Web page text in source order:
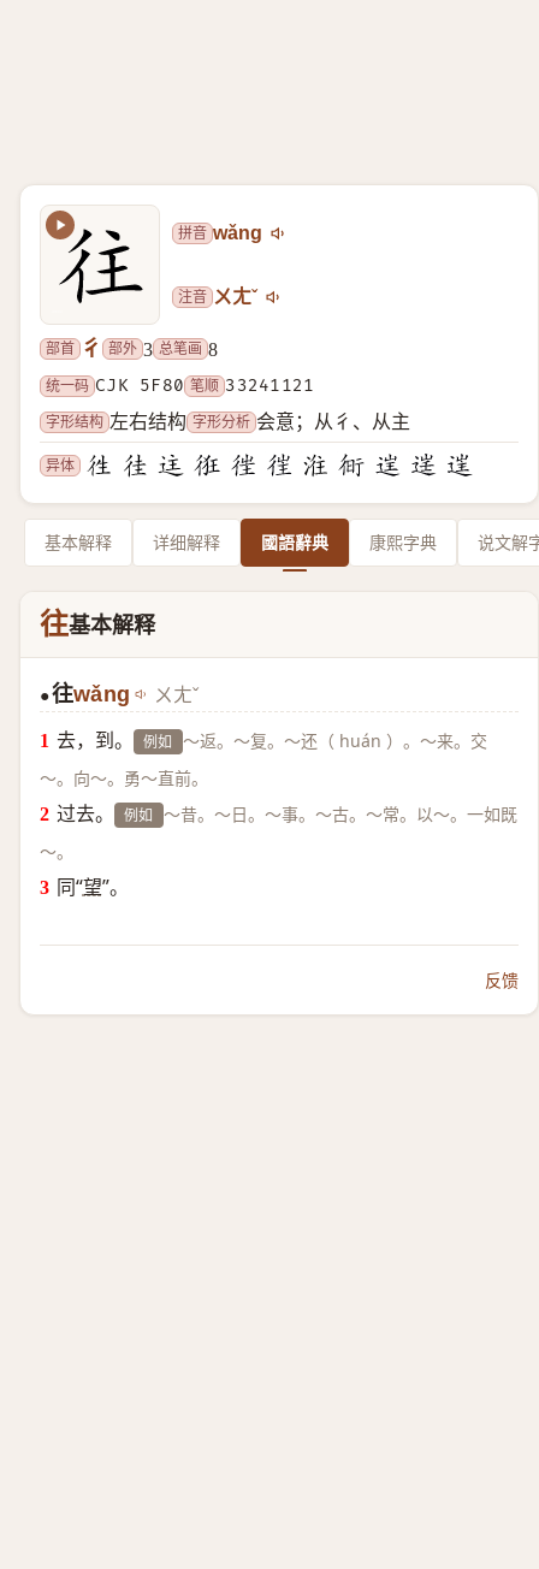
拼音 wǎng
注音 ㄨㄤˇ
部首 彳 部外 3 总笔画 8
统一码 CJK 5F80 笔顺 33241121
字形结构 左右结构 字形分析 会意；从彳、从主
异体
基本解释 详细解释 國語辭典 康熙字典 说文解
往基本解释
●往wǎng ㄨㄤˇ
去，到。 例如 ～返。～复。～还（ huán ）。～来。交
～。向～。勇～直前。
过去。 例如 ～昔。～日。～事。～古。～常。以～。一如既
～。
同“望”。
反馈